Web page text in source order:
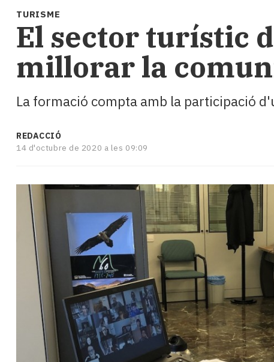
i
turisme
Cultura
Esports
Mai
tant!
i
El
temps
Enquestes
escena!
teva!
Subscriptors
newsletter
Pallars
Contingut
patrocinat
TURISME
El sector turístic
millorar la
La formació compta amb la participació
REDACCIÓ
14 d'octubre de 2020 a les 09:09